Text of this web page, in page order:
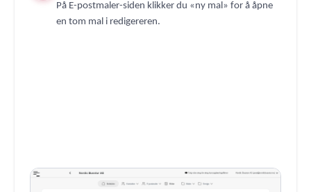
På E-postmaler-siden klikker du «ny mal» for å åpne
en tom mal i redigereren.